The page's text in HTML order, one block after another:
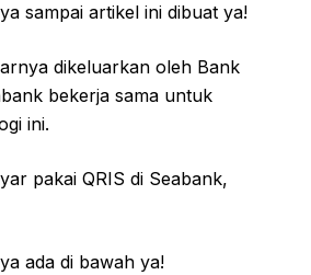
sampai artikel ini dibuat ya!
dikeluarkan oleh Bank
bekerja sama untuk
ini.
pakai QRIS di Seabank,
ada di bawah ya!